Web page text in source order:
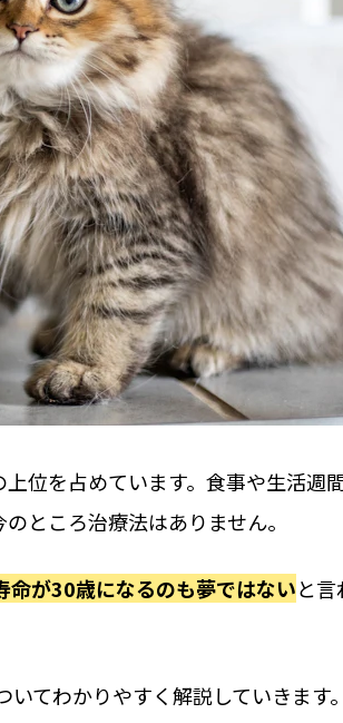
位を占めています。食事や生活週
ところ治療法はありません。
命が30歳になるのも夢ではないと
てわかりやすく解説していきます